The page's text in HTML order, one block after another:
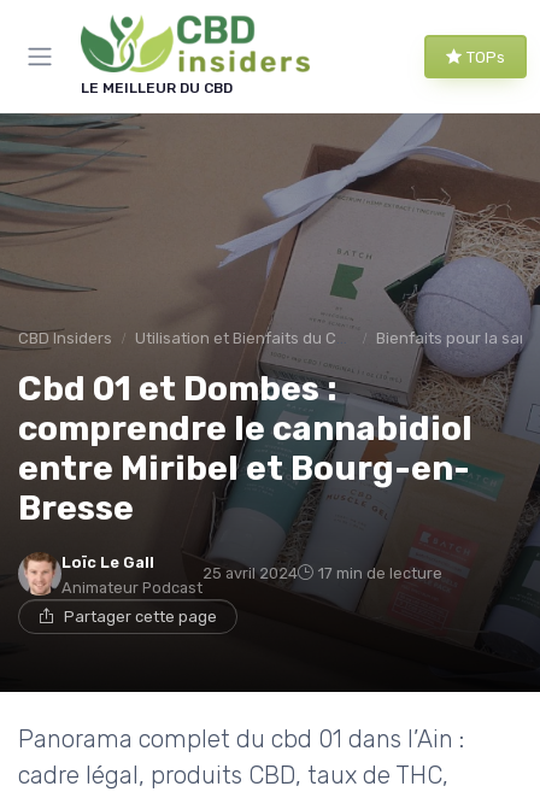
LE MEILLEUR DU CBD
TOPs
CBD Insiders Utilisation et Bienfaits du CBD Bienfaits pour la
Cbd 01 et Dombes :
comprendre le cannabidiol
entre Miribel et Bourg-en-
Bresse
Loïc Le Gall
Animateur Podcast
25 avril 2024 17 min de lecture
Partager cette page
Panorama complet du cbd 01 dans l’Ain :
cadre légal, produits CBD, taux de THC,
Panneau de gestion des cookies